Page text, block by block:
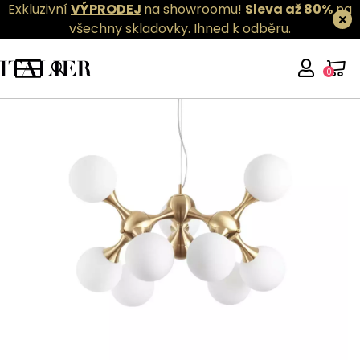
ExkluzivníVÝPRODEJ na showroomu! Sleva až 80%na
všechny skladovky. Ihned k odběru.
0